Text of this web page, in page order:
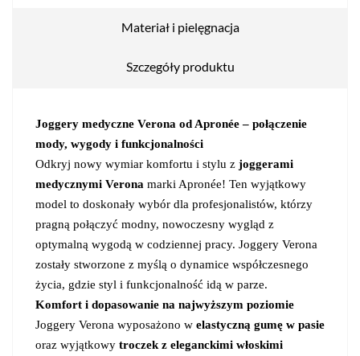
Materiał i pielęgnacja
Szczegóły produktu
Joggery medyczne Verona od Apronée – połączenie
mody, wygody i funkcjonalności
Odkryj nowy wymiar komfortu i stylu z joggerami
medycznymi Verona marki Apronée! Ten wyjątkowy
model to doskonały wybór dla profesjonalistów, którzy
pragną połączyć modny, nowoczesny wygląd z
optymalną wygodą w codziennej pracy. Joggery Verona
zostały stworzone z myślą o dynamice współczesnego
życia, gdzie styl i funkcjonalność idą w parze.
Komfort i dopasowanie na najwyższym poziomie
Joggery Verona wyposażono w elastyczną gumę w pasie
oraz wyjątkowy troczek z eleganckimi włoskimi